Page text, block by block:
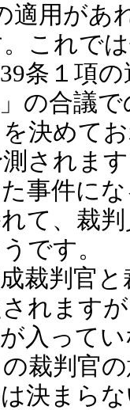
適用が
これで
条１項
」の合議
決めて
されま
事件に
て、裁
です。
裁判官と
れます
入って
裁判官
決まら